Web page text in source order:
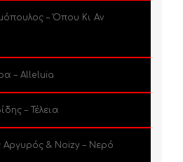
– Όπου Κι Αν
– Alleluia
– Τέλεια
Αργυρός & Noizy – Νερό